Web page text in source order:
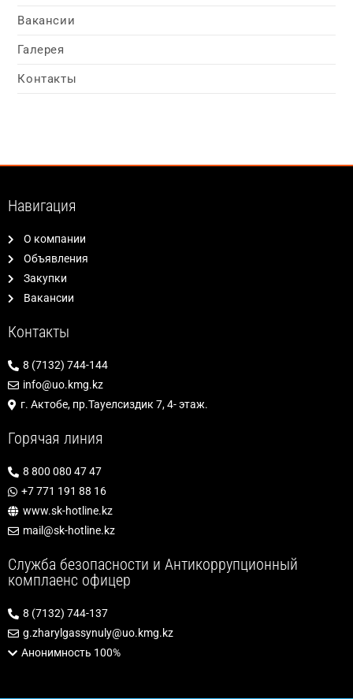
Вакансии
Галерея
Контакты
Навигация
О компании
Объявления
Закупки
Вакансии
Контакты
8 (7132) 744-144
info@uo.kmg.kz
г. Актобе, пр.Тауелсиздик 7, 4- этаж.
Горячая линия
8 800 080 47 47
+7 771 191 88 16
www.sk-hotline.kz
mail@sk-hotline.kz
Служба безопасности и Антикоррупционный
комплаенс офицер
8 (7132) 744-137
g.zharylgassynuly@uo.kmg.kz
Анонимность 100%